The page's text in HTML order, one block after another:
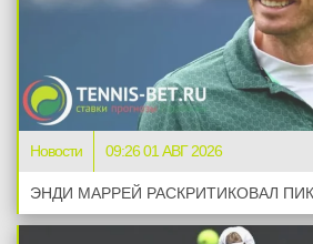
Новости 09:26 01 АВГ 2026
ЭНДИ МАРРЕЙ РАСКРИТИКОВАЛ